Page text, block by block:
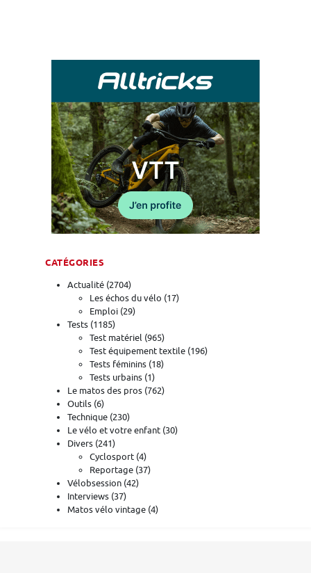
CATÉGORIES
Actualité (2704)
Les échos du vélo (17)
Emploi (29)
Tests (1185)
Test matériel (965)
Test équipement textile (196)
Tests féminins (18)
Tests urbains (1)
Le matos des pros (762)
Outils (6)
Technique (230)
Le vélo et votre enfant (30)
Divers (241)
Cyclosport (4)
Reportage (37)
Vélobsession (42)
Interviews (37)
Matos vélo vintage (4)